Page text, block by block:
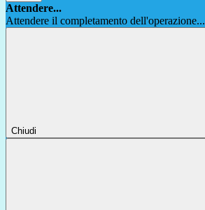
Attendere...
Attendere il completamento dell'operazione...
Chiudi